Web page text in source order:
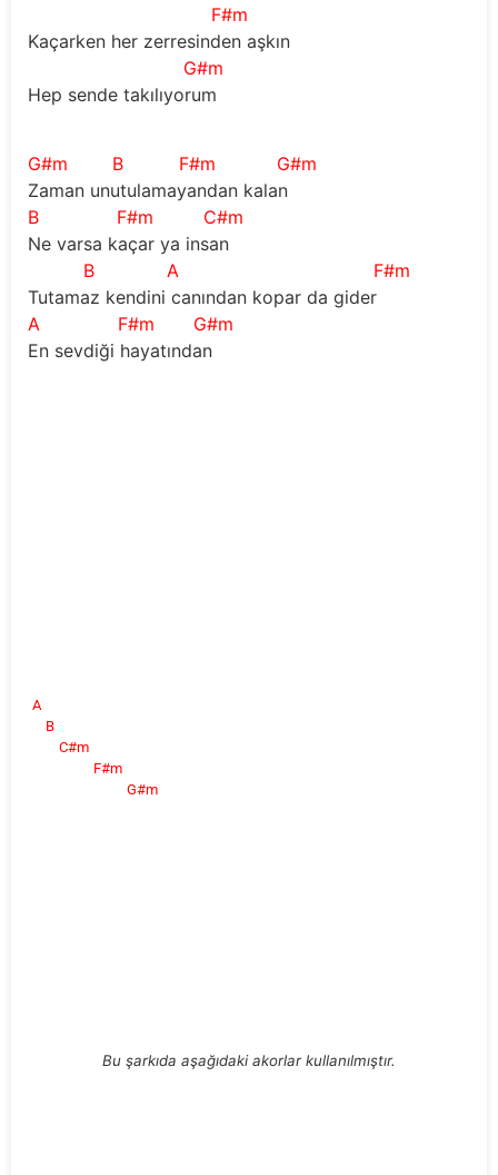
F#m
Kaçarken her zerresinden aşkın
G#m
Hep sende takılıyorum
G#m B F#m
G#m
Zaman unutulamayandan kalan
B
F#m
C#m
Ne varsa kaçar ya insan
B
A
F#m
Tutamaz kendini canından kopar da gider
A
F#m
G#m
En sevdiği hayatından
A
B
C#m
F#m
G#m
Bu şarkıda aşağıdaki akorlar kullanılmıştır.